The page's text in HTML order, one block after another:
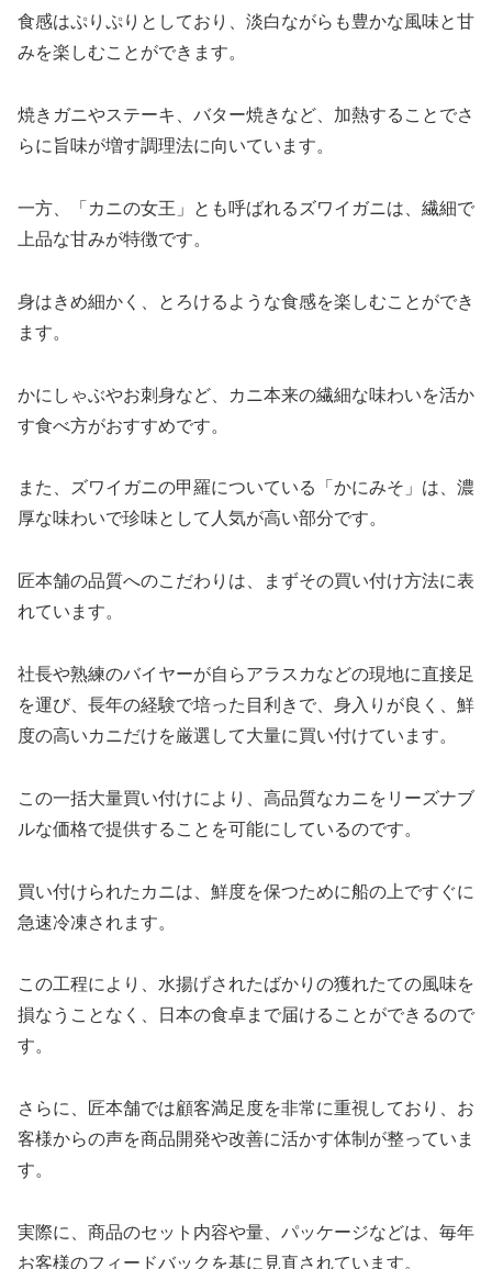
食感はぷりぷりとしており、淡白ながらも豊かな風味と甘
みを楽しむことができます。
焼きガニやステーキ、バター焼きなど、加熱することでさ
らに旨味が増す調理法に向いています。
一方、「カニの女王」とも呼ばれるズワイガニは、繊細で
上品な甘みが特徴です。
身はきめ細かく、とろけるような食感を楽しむことができ
ます。
かにしゃぶやお刺身など、カニ本来の繊細な味わいを活か
す食べ方がおすすめです。
また、ズワイガニの甲羅についている「かにみそ」は、濃
厚な味わいで珍味として人気が高い部分です。
匠本舗の品質へのこだわりは、まずその買い付け方法に表
れています。
社長や熟練のバイヤーが自らアラスカなどの現地に直接足
を運び、長年の経験で培った目利きで、身入りが良く、鮮
度の高いカニだけを厳選して大量に買い付けています。
この一括大量買い付けにより、高品質なカニをリーズナブ
ルな価格で提供することを可能にしているのです。
買い付けられたカニは、鮮度を保つために船の上ですぐに
急速冷凍されます。
この工程により、水揚げされたばかりの獲れたての風味を
損なうことなく、日本の食卓まで届けることができるので
す。
さらに、匠本舗では顧客満足度を非常に重視しており、お
客様からの声を商品開発や改善に活かす体制が整っていま
す。
実際に、商品のセット内容や量、パッケージなどは、毎年
お客様のフィードバックを基に見直されています。